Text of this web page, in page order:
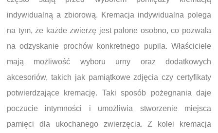
indywidualną a zbiorową. Kremacja indywidualna polega
na tym, że każde zwierzę jest palone osobno, co pozwala
na odzyskanie prochów konkretnego pupila. Właściciele
mają możliwość wyboru urny oraz dodatkowych
akcesoriów, takich jak pamiątkowe zdjęcia czy certyfikaty
potwierdzające kremację. Taki sposób pożegnania daje
poczucie intymności i umożliwia stworzenie miejsca
pamięci dla ukochanego zwierzęcia. Z kolei kremacja